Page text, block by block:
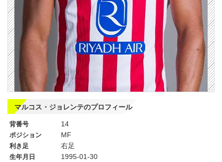
マルコス・ジョレンテのプロフィール
背番号 14
ポジション MF
利き足 右足
生年月日 1995-01-30